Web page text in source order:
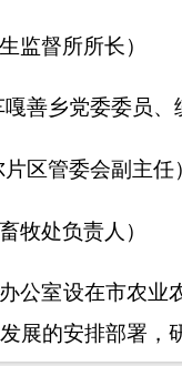
监督所所长）
善乡党委委员、
片区管委会副主任
牧处负责人）
公室设在市农业
展的安排部署